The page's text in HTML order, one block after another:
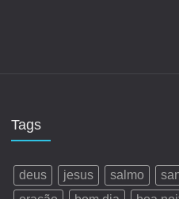
Tags
deus jesus salmo